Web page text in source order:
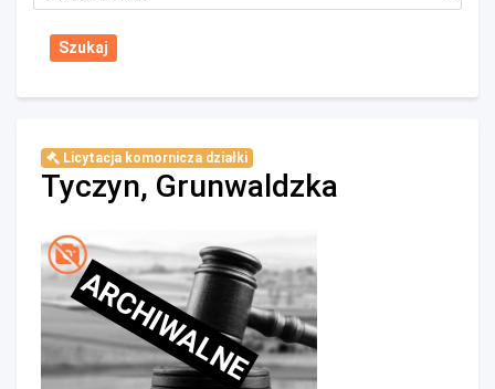
Licytacja komornicza działki
Tyczyn, Grunwaldzka
ARCHIWALNE